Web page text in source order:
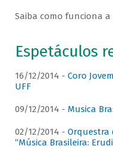
Saiba como funciona a
Espetáculos
16/12/2014 - Coro
UFF
09/12/2014 - Musica
02/12/2014 - Orquestra
“Música Brasileira: